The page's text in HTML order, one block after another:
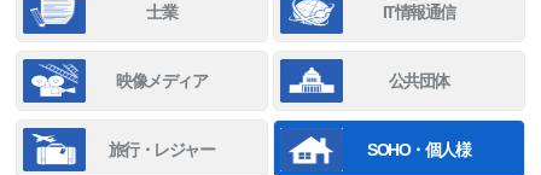
士業 IT情報通信
映像メディア 公共団体
旅行・レジャー SOHO・個人様